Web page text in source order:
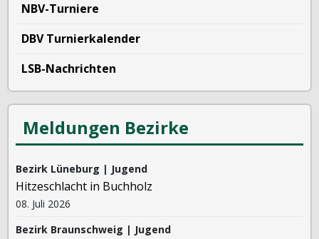
NBV-Turniere
DBV Turnierkalender
LSB-Nachrichten
Meldungen Bezirke
Bezirk Lüneburg | Jugend
Hitzeschlacht in Buchholz
08. Juli 2026
Bezirk Braunschweig | Jugend